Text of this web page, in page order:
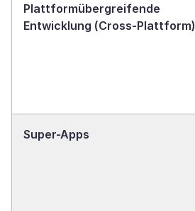
Plattformübergreifende
Entwicklung (Cross-Plattform)
Super-Apps